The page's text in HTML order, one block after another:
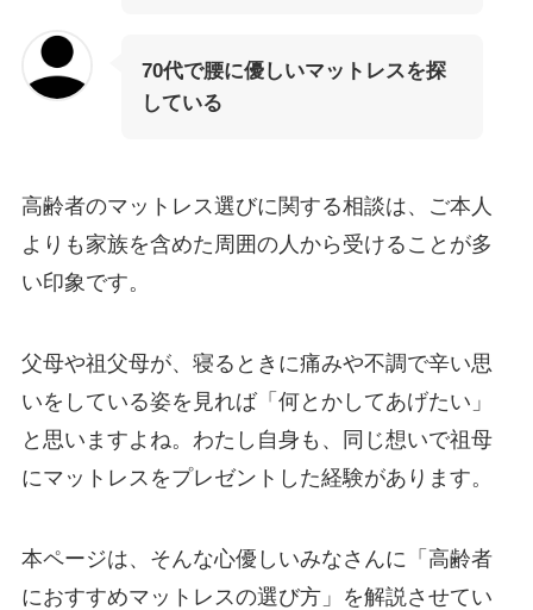
70代で腰に優しいマットレスを探
している
高齢者のマットレス選びに関する相談は、ご本人
よりも家族を含めた周囲の人から受けることが多
い印象です。
父母や祖父母が、寝るときに痛みや不調で辛い思
いをしている姿を見れば「何とかしてあげたい」
と思いますよね。わたし自身も、同じ想いで祖母
にマットレスをプレゼントした経験があります。
本ページは、そんな心優しいみなさんに「高齢者
におすすめマットレスの選び方」を解説させてい